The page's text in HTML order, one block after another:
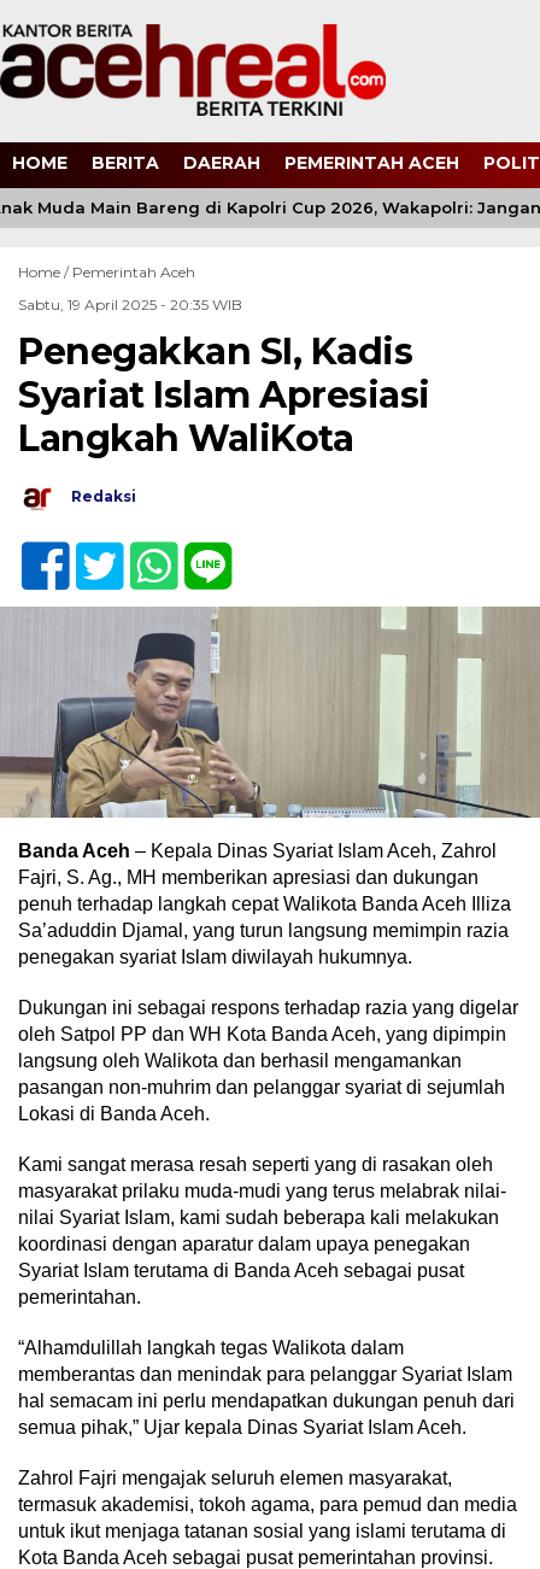
HOME BERITA DAERAH PEMERINTAH ACEH
Muda Main Bareng di Kapolri Cup 2026, Wakapolri:
Home / Pemerintah Aceh
Sabtu, 19 April 2025 - 20:35 WIB
Penegakkan SI, Kadis
Syariat Islam Apresiasi
Langkah WaliKota
Redaksi
Banda Aceh – Kepala Dinas Syariat Islam Aceh, Zahrol
Fajri, S. Ag., MH memberikan apresiasi dan dukungan
penuh terhadap langkah cepat Walikota Banda Aceh Illiza
Sa’aduddin Djamal, yang turun langsung memimpin razia
penegakan syariat Islam diwilayah hukumnya.
Dukungan ini sebagai respons terhadap razia yang digelar
oleh Satpol PP dan WH Kota Banda Aceh, yang dipimpin
langsung oleh Walikota dan berhasil mengamankan
pasangan non-muhrim dan pelanggar syariat di sejumlah
Lokasi di Banda Aceh.
Kami sangat merasa resah seperti yang di rasakan oleh
masyarakat prilaku muda-mudi yang terus melabrak nilai-
nilai Syariat Islam, kami sudah beberapa kali melakukan
koordinasi dengan aparatur dalam upaya penegakan
Syariat Islam terutama di Banda Aceh sebagai pusat
pemerintahan.
“Alhamdulillah langkah tegas Walikota dalam
memberantas dan menindak para pelanggar Syariat Islam
hal semacam ini perlu mendapatkan dukungan penuh dari
semua pihak,” Ujar kepala Dinas Syariat Islam Aceh.
Zahrol Fajri mengajak seluruh elemen masyarakat,
termasuk akademisi, tokoh agama, para pemud dan media
untuk ikut menjaga tatanan sosial yang islami terutama di
Kota Banda Aceh sebagai pusat pemerintahan provinsi.